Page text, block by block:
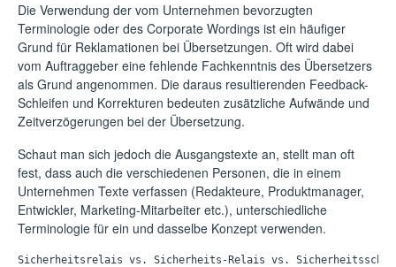
Die Verwendung der vom Unternehmen bevorzugten
Terminologie oder des Corporate Wordings ist ein häufiger
Grund für Reklamationen bei Übersetzungen. Oft wird dabei
vom Auftraggeber eine fehlende Fachkenntnis des Übersetzers
als Grund angenommen. Die daraus resultierenden Feedback-
Schleifen und Korrekturen bedeuten zusätzliche Aufwände und
Zeitverzögerungen bei der Übersetzung.
Schaut man sich jedoch die Ausgangstexte an, stellt man oft
fest, dass auch die verschiedenen Personen, die in einem
Unternehmen Texte verfassen (Redakteure, Produktmanager,
Entwickler, Marketing-Mitarbeiter etc.), unterschiedliche
Terminologie für ein und dasselbe Konzept verwenden.
Sicherheitsrelais vs. Sicherheits-Relais vs.